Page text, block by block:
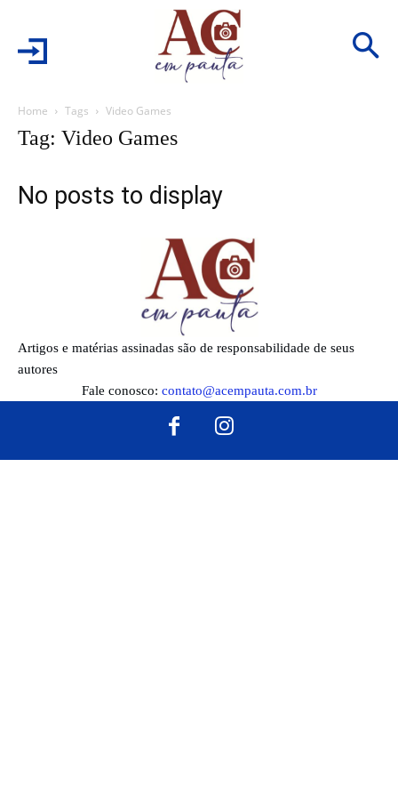
Home Tags Video Games
Tag: Video Games
No posts to display
Artigos e matérias assinadas são de responsabilidade de seus
autores
Fale conosco: contato@acempauta.com.br